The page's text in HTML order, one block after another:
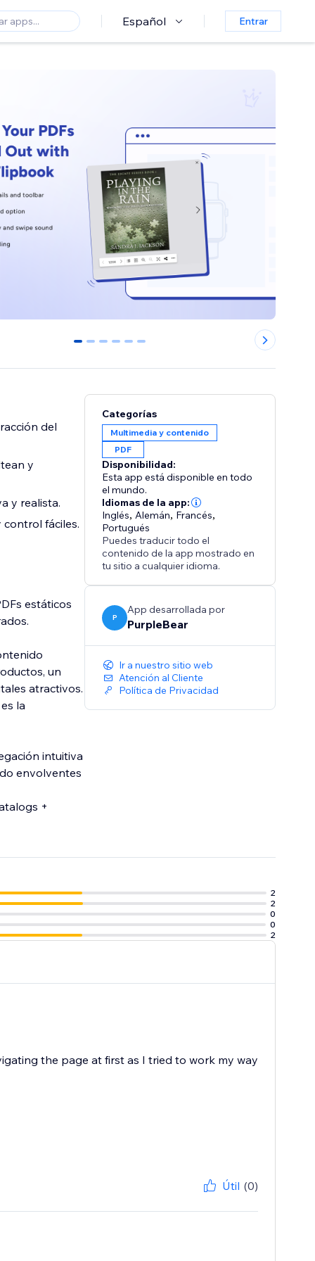
Español Entrar
0 1 2 3 4 5
del
y
y realista.
fáciles.
estáticos
un
atractivos.
la
intuitiva
envolventes
+
Categorías
Multimedia y contenido
PDF
Disponibilidad:
Esta app está disponible en todo
el mundo.
Idiomas de la app:
Inglés, Alemán, Francés,
Portugués
Puedes traducir todo el
contenido de la app mostrado en
tu sitio a cualquier idioma.
P
App desarrollada por
PurpleBear
Ir a nuestro sitio web
Atención al Cliente
Política de Privacidad
2
2
0
0
2
the page at first as I tried to work my way
Útil (0)